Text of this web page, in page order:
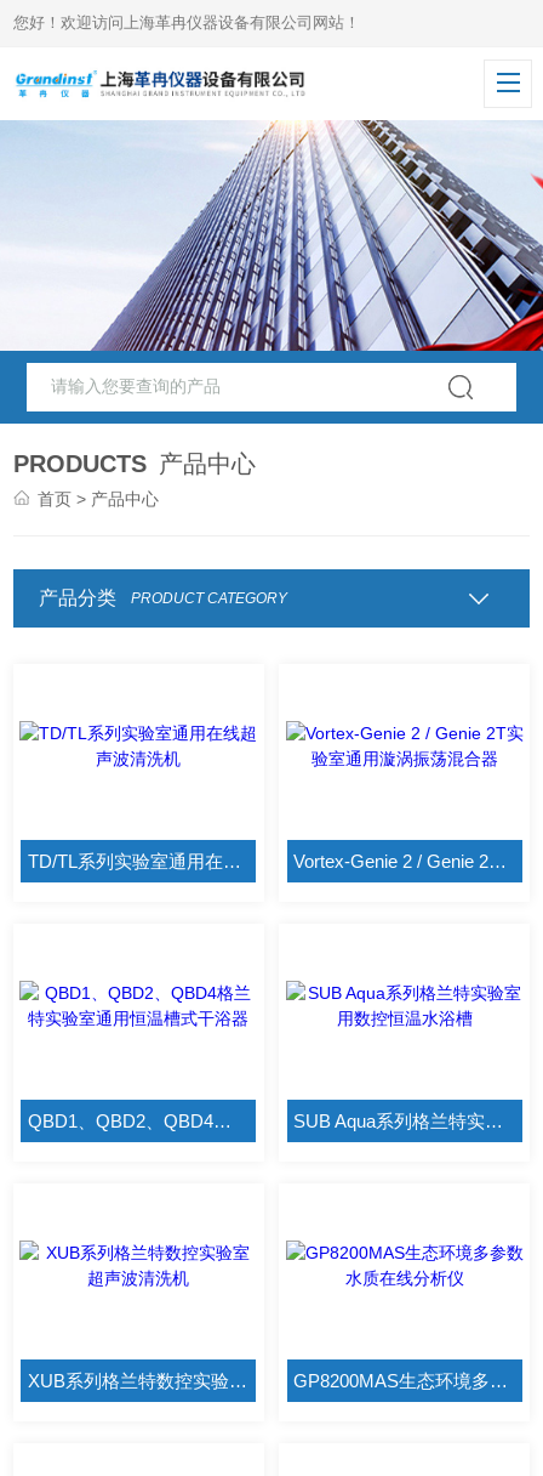
您好！欢迎访问上海革冉仪器设备有限公司网站！
PRODUCTS 产品中心
首页 > 产品中心
产品分类 PRODUCT CATEGORY
TD/TL系列实验室通用在线超声波清洗机 Vortex-Genie 2 / Genie 2T实验室通用漩涡振荡混合器
QBD1、QBD2、QBD4格兰特实验室通用恒温槽式干浴器 SUB Aqua系列格兰特实验室用数控恒温水浴槽
XUB系列格兰特数控实验室超声波清洗机 GP8200MAS生态环境多参数水质在线分析仪